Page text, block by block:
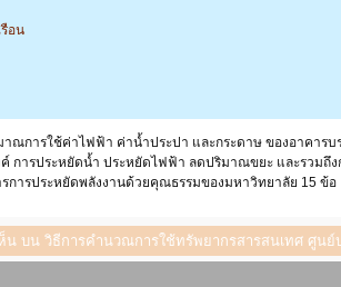
อน
ณการใช้ค่าไฟฟ้า ค่าน้ำประปา และกระดาษ ของอาคาร
การประหยัดน้ำ ประหยัดไฟฟ้า ลดปริมาณขยะ และรวมถึ
การประหยัดพลังงานด้วยคุณธรรมของมหาวิทยาลัย 15 ข้อ
น บน วิธีการคำนวณการใช้ทรัพยากรสารสนเทศ ศูนย์